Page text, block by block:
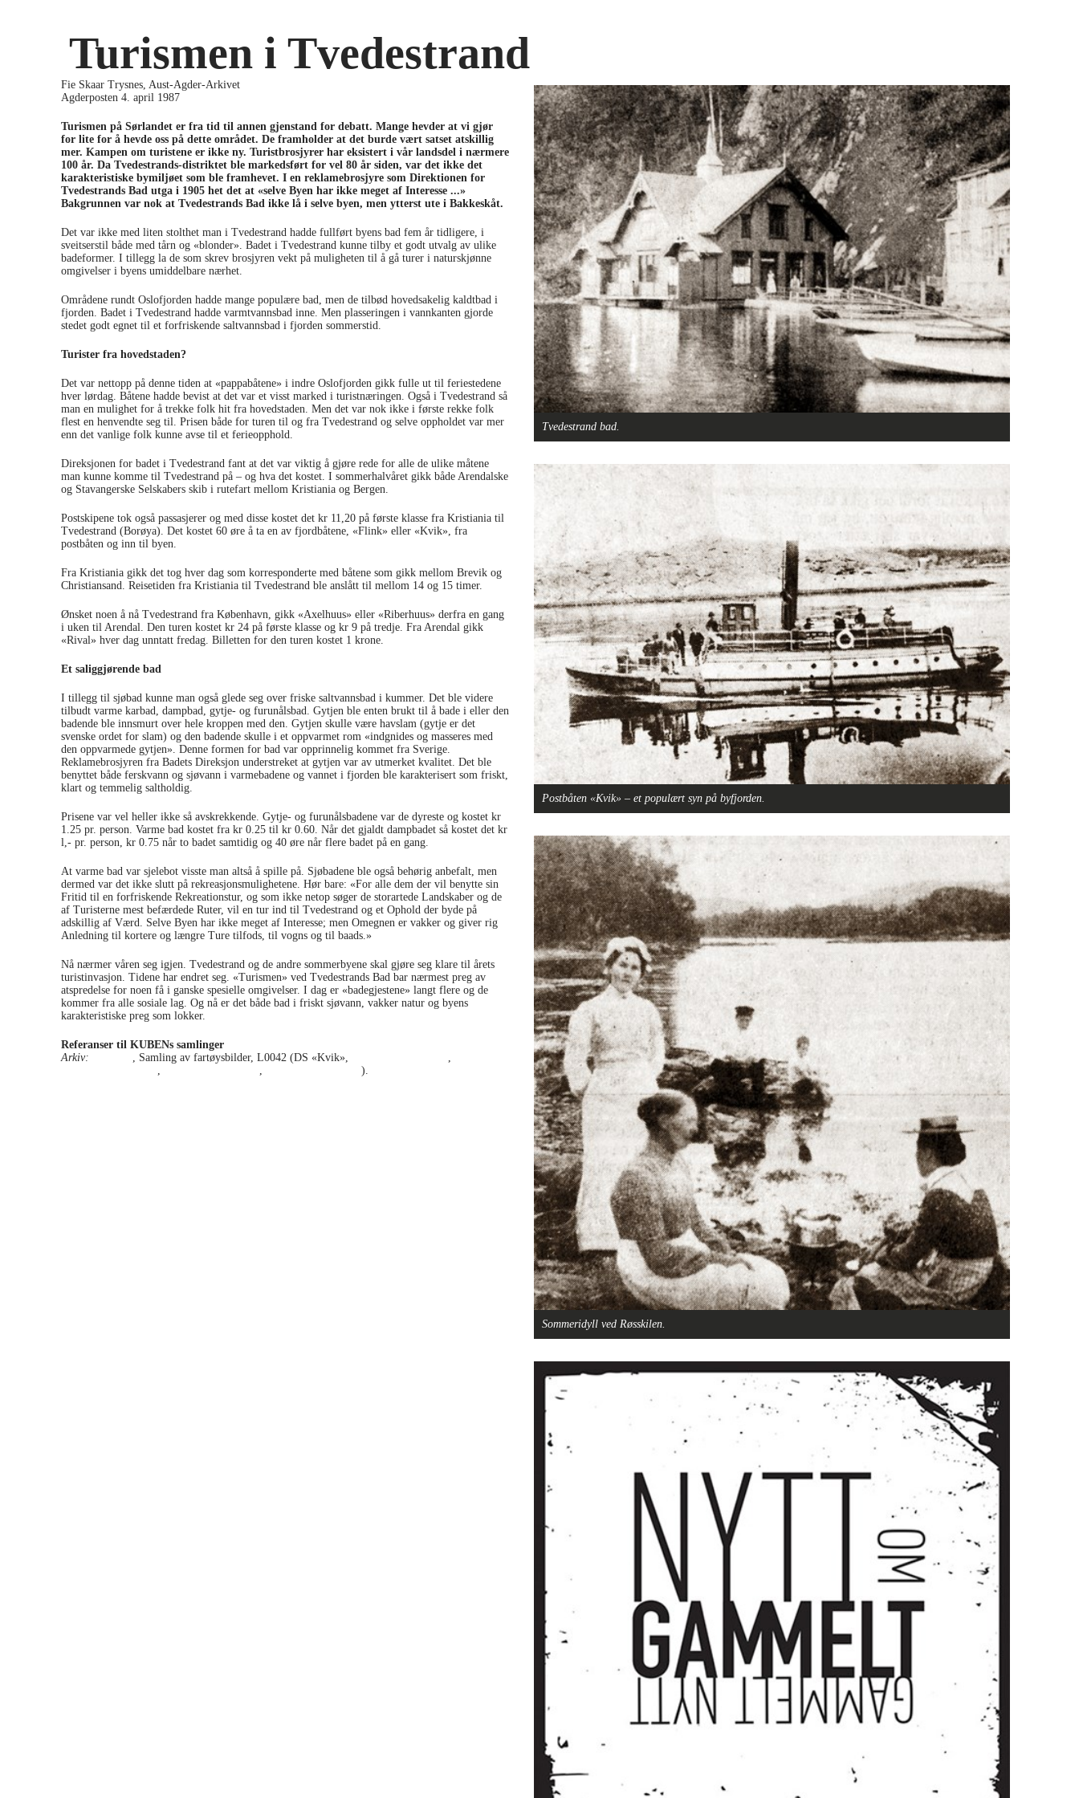
Turismen i Tvedestrand
Tvedestrand bad.
Postbåten «Kvik» – et populært syn på byfjorden.
Sommeridyll ved Røsskilen.
Fie Skaar Trysnes, Aust-Agder-Arkivet
Agderposten 4. april 1987
Turismen på Sørlandet er fra tid til annen gjenstand for debatt. Mange hevder at vi gjør
for lite for å hevde oss på dette området. De framholder at det burde vært satset atskillig
mer. Kampen om turistene er ikke ny. Turistbrosjyrer har eksistert i vår landsdel i nærmere
100 år. Da Tvedestrands-distriktet ble markedsført for vel 80 år siden, var det ikke det
karakteristiske bymiljøet som ble framhevet. I en reklamebrosjyre som Direktionen for
Tvedestrands Bad utga i 1905 het det at «selve Byen har ikke meget af Interesse ...»
Bakgrunnen var nok at Tvedestrands Bad ikke lå i selve byen, men ytterst ute i Bakkeskåt.
Det var ikke med liten stolthet man i Tvedestrand hadde fullført byens bad fem år tidligere, i
sveitserstil både med tårn og «blonder». Badet i Tvedestrand kunne tilby et godt utvalg av ulike
badeformer. I tillegg la de som skrev brosjyren vekt på muligheten til å gå turer i naturskjønne
omgivelser i byens umiddelbare nærhet.
Områdene rundt Oslofjorden hadde mange populære bad, men de tilbød hovedsakelig kaldtbad i
fjorden. Badet i Tvedestrand hadde varmtvannsbad inne. Men plasseringen i vannkanten gjorde
stedet godt egnet til et forfriskende saltvannsbad i fjorden sommerstid.
Turister fra hovedstaden?
Det var nettopp på denne tiden at «pappabåtene» i indre Oslofjorden gikk fulle ut til feriestedene
hver lørdag. Båtene hadde bevist at det var et visst marked i turistnæringen. Også i Tvedestrand så
man en mulighet for å trekke folk hit fra hovedstaden. Men det var nok ikke i første rekke folk
flest en henvendte seg til. Prisen både for turen til og fra Tvedestrand og selve oppholdet var mer
enn det vanlige folk kunne avse til et ferieopphold.
Direksjonen for badet i Tvedestrand fant at det var viktig å gjøre rede for alle de ulike måtene
man kunne komme til Tvedestrand på – og hva det kostet. I sommerhalvåret gikk både Arendalske
og Stavangerske Selskabers skib i rutefart mellom Kristiania og Bergen.
Postskipene tok også passasjerer og med disse kostet det kr 11,20 på første klasse fra Kristiania til
Tvedestrand (Borøya). Det kostet 60 øre å ta en av fjordbåtene, «Flink» eller «Kvik», fra
postbåten og inn til byen.
Fra Kristiania gikk det tog hver dag som korresponderte med båtene som gikk mellom Brevik og
Christiansand. Reisetiden fra Kristiania til Tvedestrand ble anslått til mellom 14 og 15 timer.
Ønsket noen å nå Tvedestrand fra København, gikk «Axelhuus» eller «Riberhuus» derfra en gang
i uken til Arendal. Den turen kostet kr 24 på første klasse og kr 9 på tredje. Fra Arendal gikk
«Rival» hver dag unntatt fredag. Billetten for den turen kostet 1 krone.
Et saliggjørende bad
I tillegg til sjøbad kunne man også glede seg over friske saltvannsbad i kummer. Det ble videre
tilbudt varme karbad, dampbad, gytje- og furunålsbad. Gytjen ble enten brukt til å bade i eller den
badende ble innsmurt over hele kroppen med den. Gytjen skulle være havslam (gytje er det
svenske ordet for slam) og den badende skulle i et oppvarmet rom «indgnides og masseres med
den oppvarmede gytjen». Denne formen for bad var opprinnelig kommet fra Sverige.
Reklamebrosjyren fra Badets Direksjon understreket at gytjen var av utmerket kvalitet. Det ble
benyttet både ferskvann og sjøvann i varmebadene og vannet i fjorden ble karakterisert som friskt,
klart og temmelig saltholdig.
Prisene var vel heller ikke så avskrekkende. Gytje- og furunålsbadene var de dyreste og kostet kr
1.25 pr. person. Varme bad kostet fra kr 0.25 til kr 0.60. Når det gjaldt dampbadet så kostet det kr
l,- pr. person, kr 0.75 når to badet samtidig og 40 øre når flere badet på en gang.
At varme bad var sjelebot visste man altså å spille på. Sjøbadene ble også behørig anbefalt, men
dermed var det ikke slutt på rekreasjonsmulighetene. Hør bare: «For alle dem der vil benytte sin
Fritid til en forfriskende Rekreationstur, og som ikke netop søger de storartede Landskaber og de
af Turisterne mest befærdede Ruter, vil en tur ind til Tvedestrand og et Ophold der byde på
adskillig af Værd. Selve Byen har ikke meget af Interesse; men Omegnen er vakker og giver rig
Anledning til kortere og længre Ture tilfods, til vogns og til baads.»
Nå nærmer våren seg igjen. Tvedestrand og de andre sommerbyene skal gjøre seg klare til årets
turistinvasjon. Tidene har endret seg. «Turismen» ved Tvedestrands Bad bar nærmest preg av
atspredelse for noen få i ganske spesielle omgivelser. I dag er «badegjestene» langt flere og de
kommer fra alle sosiale lag. Og nå er det både bad i friskt sjøvann, vakker natur og byens
karakteristiske preg som lokker.
Referanser til KUBENs samlinger
Arkiv:
, Samling av fartøysbilder, L0042 (DS «Kvik»,
,
, , ).